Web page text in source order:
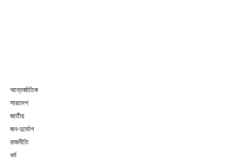
আন্তর্জাতিক
সারাদেশ
জাতীয়
জন-দুর্ভোগ
রাজনীতি
ধর্ম